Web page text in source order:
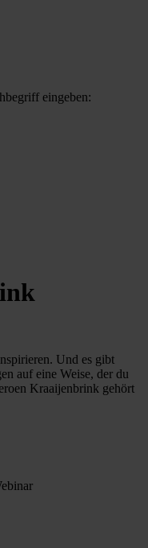
eingeben:
Und es gibt
auf eine Weise, der du
Kraaijenbrink gehört